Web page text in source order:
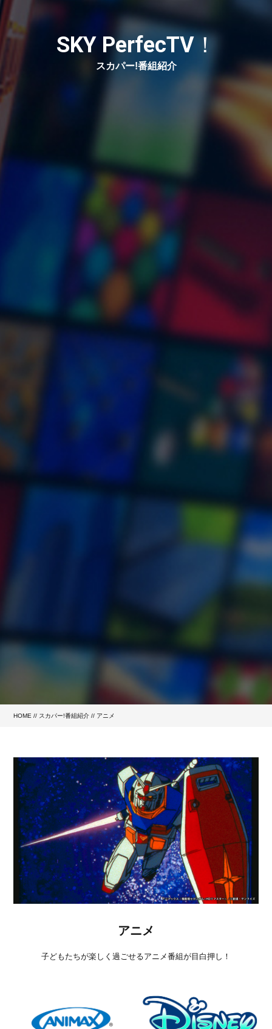
SKY PerfecTV！
スカパー!番組紹介
HOME // スカパー!番組紹介 // アニメ
アニメ
子どもたちが楽しく過ごせるアニメ番組が目白押し！